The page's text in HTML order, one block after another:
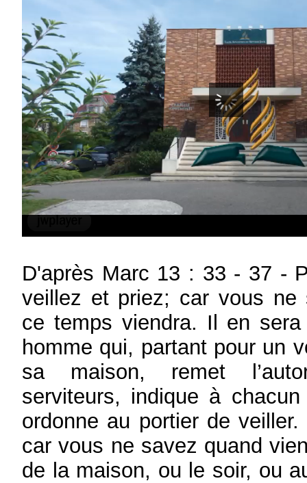
D'après Marc 13 : 33 - 37 -
veillez et priez; car vous ne
ce temps viendra. Il en sera
homme qui, partant pour un
sa maison, remet
serviteurs, indique à
ordonne au portier de
car vous ne savez quand
de la maison, ou le soir, ou